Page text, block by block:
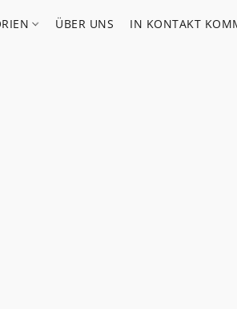
ÜBER UNS IN KONTAKT